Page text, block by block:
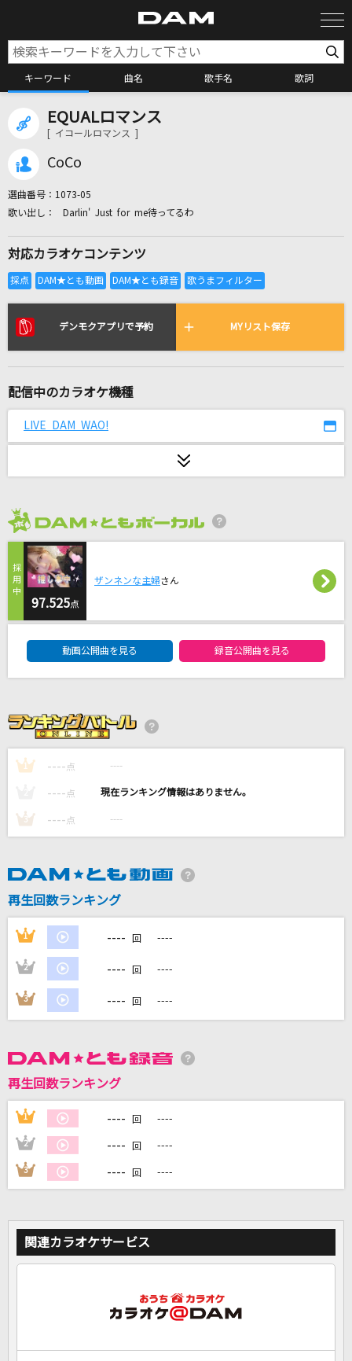
キーワード 曲名 歌手名 歌詞
カラオケ検索
全国りれき
リアルタイムで歌われている曲の一覧
わたしに花束
[生音]白い恋人達
ずっと真夜中でいいのに。
アンビバレント(TVアニメ『薬屋のひとりごと』
キュートなカノジョ feat.可不(KAFU)
[生音]海色
AKINO from bless4
serial TV drama
影山ヒロノブ
もっと見る
DAMに会員登録・ログインして
家族や友達と一緒に！練習にも！
EQUALロマンス
[ イコールロマンス ]
CoCo
選曲番号： 1073-05
Darlin' Just for me待ってるわ
対応カラオケコンテンツ
デンモクアプリで予約 MYリスト保存
配信中のカラオケ機種
LIVE DAM WAO!
97.525点
ザンネンな主婦さん
動画公開曲を見る 録音公開曲を見る
1 ---- 点 ----
---- 点 ----
3 ---- 点 ----
再生回数ランキング
1 ---- 回 ----
2 ---- 回 ----
3 ---- 回 ----
再生回数ランキング
1 ---- 回 ----
2 ---- 回 ----
3 ---- 回 ----
関連カラオケサービス